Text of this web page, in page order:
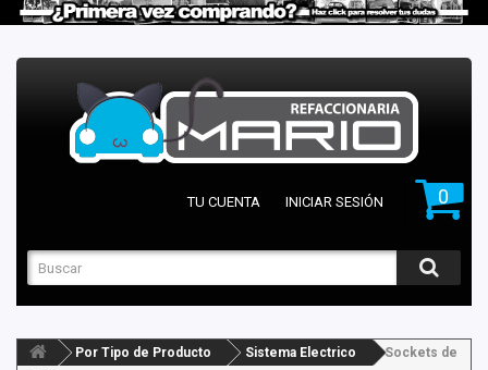
0
TU CUENTA INICIAR SESIÓN
Por Tipo de Producto Sistema Electrico
Sockets de